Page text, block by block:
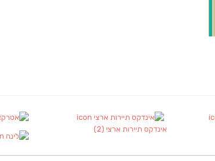
אינדקס תיירות ארצי (2)